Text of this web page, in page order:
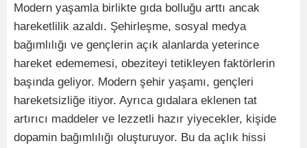
Modern yaşamla birlikte gıda bolluğu arttı ancak
hareketlilik azaldı. Şehirleşme, sosyal medya
bağımlılığı ve gençlerin açık alanlarda yeterince
hareket edememesi, obeziteyi tetikleyen faktörlerin
başında geliyor. Modern şehir yaşamı, gençleri
hareketsizliğe itiyor. Ayrıca gıdalara eklenen tat
artırıcı maddeler ve lezzetli hazır yiyecekler, kişide
dopamin bağımlılığı oluşturuyor. Bu da açlık hissi